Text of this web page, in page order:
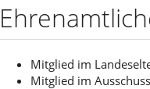
Mitglied im
Mitglied im